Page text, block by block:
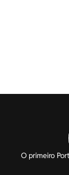
O primeiro